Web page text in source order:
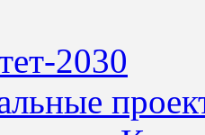
2030